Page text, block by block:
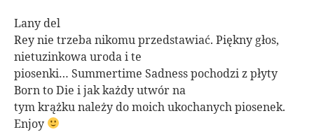
Lany del
Rey nie trzeba nikomu przedstawiać. Piękny głos,
nietuzinkowa uroda i te
piosenki… Summertime Sadness pochodzi z płyty
Born to Die i jak każdy utwór na
tym krążku należy do moich ukochanych piosenek.
Enjoy